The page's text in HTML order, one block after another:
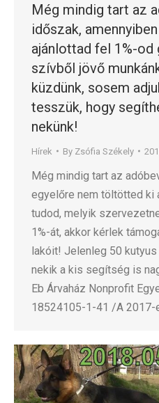
Még mindig tart az
időszak,
ajánlottad fel 1%-od
szívből jövő
küzdünk, sosem
tesszük, hogy
nekünk!
Hírek By Zsófia Székely
Még mindig tart az
egyelőre nem töltötted ki
tudod, melyik
1%-át, akkor kérlek
lakóit! Jelenleg 50 kutyus
nekik a kis segítség is
Eb Árvaház Nonprofit
18524105-1-41 /A 2017-